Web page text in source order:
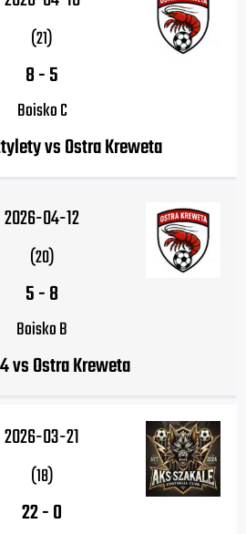
(21)
8-5
Boisko C
vs Ostra Kreweta
2026-04-12
(20)
5-8
Boisko B
vs Ostra Kreweta
2026-03-21
(18)
22-0